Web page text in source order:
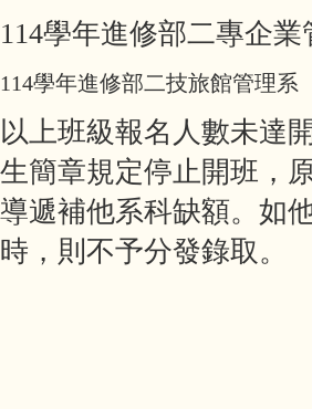
114學年進修部二專企業
114學年進修部二技旅館管理系
以上班級報名人數未達
生簡章規定停止開班，
導遞補他系科缺額。如
時，則不予分發錄取。